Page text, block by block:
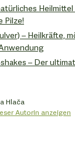
Pilze!
– Heilkräfte,
– Der
Hlača
Autorin anzeigen